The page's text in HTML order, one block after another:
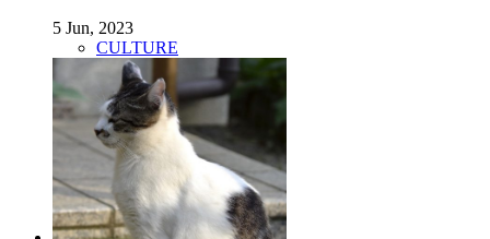
5 Jun, 2023
CULTURE